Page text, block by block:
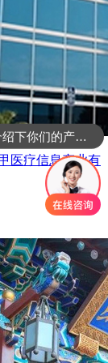
医疗信息产业有
可以介绍下你们的产品么
是怎么收费的呢